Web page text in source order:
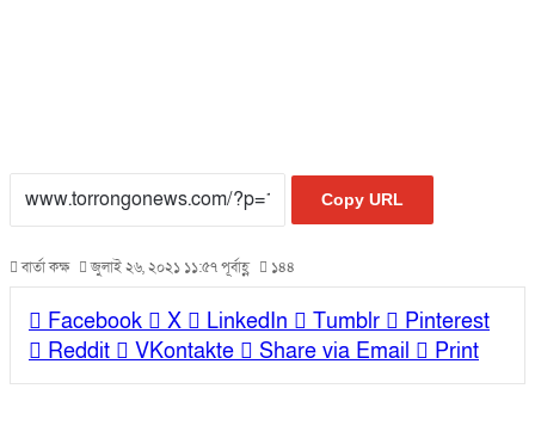
Copy URL
বার্তা কক্ষ জুলাই ২৬, ২০২১ ১১:৫৭ পূর্বাহ্ণ ১৪৪
Facebook X LinkedIn Tumblr
Pinterest
Reddit
VKontakte Share via Email Print